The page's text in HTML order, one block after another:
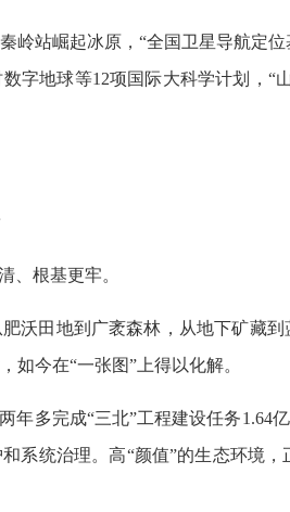
岭站崛起冰原，“全国卫星导航定
字地球等12项国际大科学计划，
、根基更牢。
沃田地到广袤森林，从地下矿藏
如今在“一张图”上得以化解。
年多完成“三北”工程建设任务
系统治理。高“颜值”的生态环境